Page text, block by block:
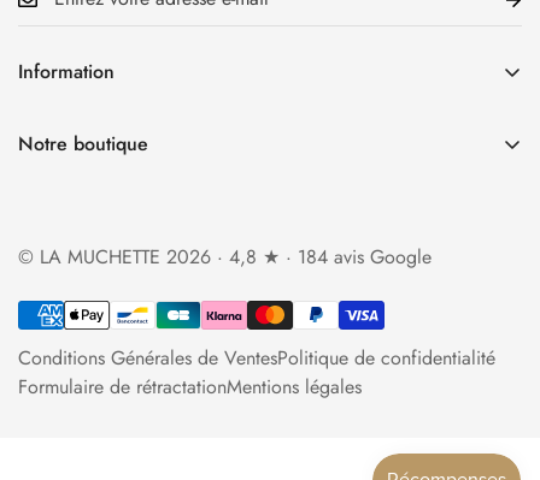
Information
La Boutique
Politique de retour et de remboursement
Contact
Notre boutique
de 10h30 à 13h et de 14h à 19h
lamuchette.boutique@gmail.com
© LA MUCHETTE 2026 · 4,8 ★ · 184 avis Google
Conditions Générales de VentesPolitique de confidentialité
Formulaire de rétractationMentions légales